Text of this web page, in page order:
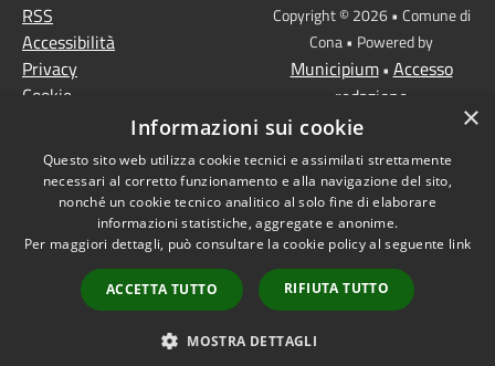
RSS
Accessibilità
Privacy
Cookie
MISSIONE 2 Rivoluzione
verde e transizione
ecologica
Missione 1 -
Digitalizzazione,
innovazione,
competitività, cultura e
Copyright © 2026 • Comune di
Cona • Powered by
Municipium• Accesso
redazione
×
Informazioni sui cookie
Questo sito web utilizza cookie tecnici e assimilati strettamente
necessari al corretto funzionamento e alla navigazione del sito,
nonché un cookie tecnico analitico al solo fine di elaborare
informazioni statistiche, aggregate e anonime.
Per maggiori dettagli, può consultare la cookie policy al seguente link
ACCETTA TUTTO RIFIUTA TUTTO
MOSTRA DETTAGLI